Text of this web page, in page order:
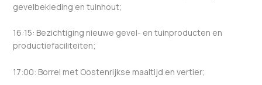
gevelbekleding en tuinhout;
16:15: Bezichtiging nieuwe gevel- en tuinproducten en
productiefaciliteiten;
17:00: Borrel met Oostenrijkse maaltijd en vertier;